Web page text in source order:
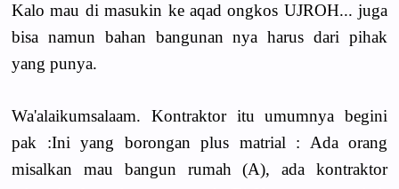
Kalo mau di masukin ke aqad ongkos UJROH... juga
bisa namun bahan bangunan nya harus dari pihak
yang punya.
Wa'alaikumsalaam. Kontraktor itu umumnya begini
pak :Ini yang borongan plus matrial : Ada orang
misalkan mau bangun rumah (A), ada kontraktor